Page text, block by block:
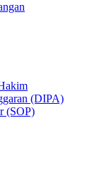
(DIPA)
(SOP)